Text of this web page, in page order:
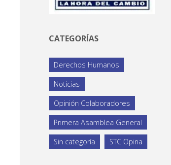
CATEGORÍAS
Derechos Humanos
Noticias
Opinión Colaboradores
Primera Asamblea General
Sin categoría STC Opina